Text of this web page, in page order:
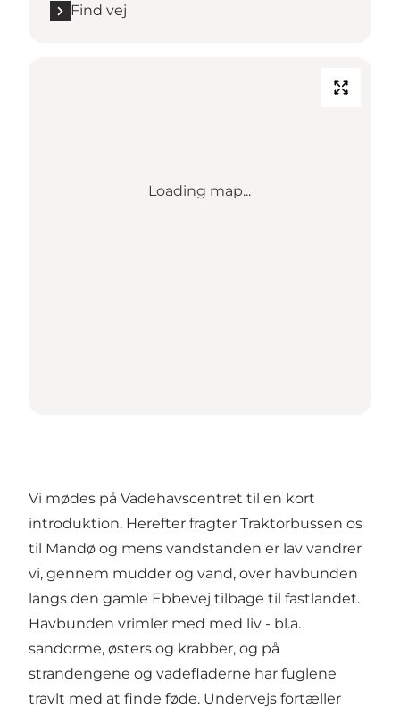
Find vej
Loading map...
Vi mødes på Vadehavscentret til en kort
introduktion. Herefter fragter Traktorbussen os
til Mandø og mens vandstanden er lav vandrer
vi, gennem mudder og vand, over havbunden
langs den gamle Ebbevej tilbage til fastlandet.
Havbunden vrimler med med liv - bl.a.
sandorme, østers og krabber, og på
strandengene og vadefladerne har fuglene
travlt med at finde føde. Undervejs fortæller